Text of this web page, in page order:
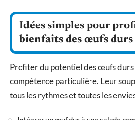
Idées simples pour
bienfaits des œufs
Profiter du potentiel des œufs durs
compétence particulière. Leur
tous les rythmes et toutes les